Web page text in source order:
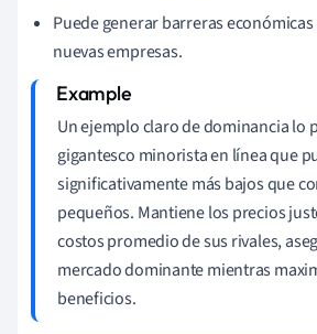
Puede generar barreras
nuevas empresas.
Un ejemplo claro de dominancia lo
gigantesco minorista en línea que
significativamente más bajos que
pequeños. Mantiene los precios
costos promedio de sus rivales,
mercado dominante mientras
beneficios.